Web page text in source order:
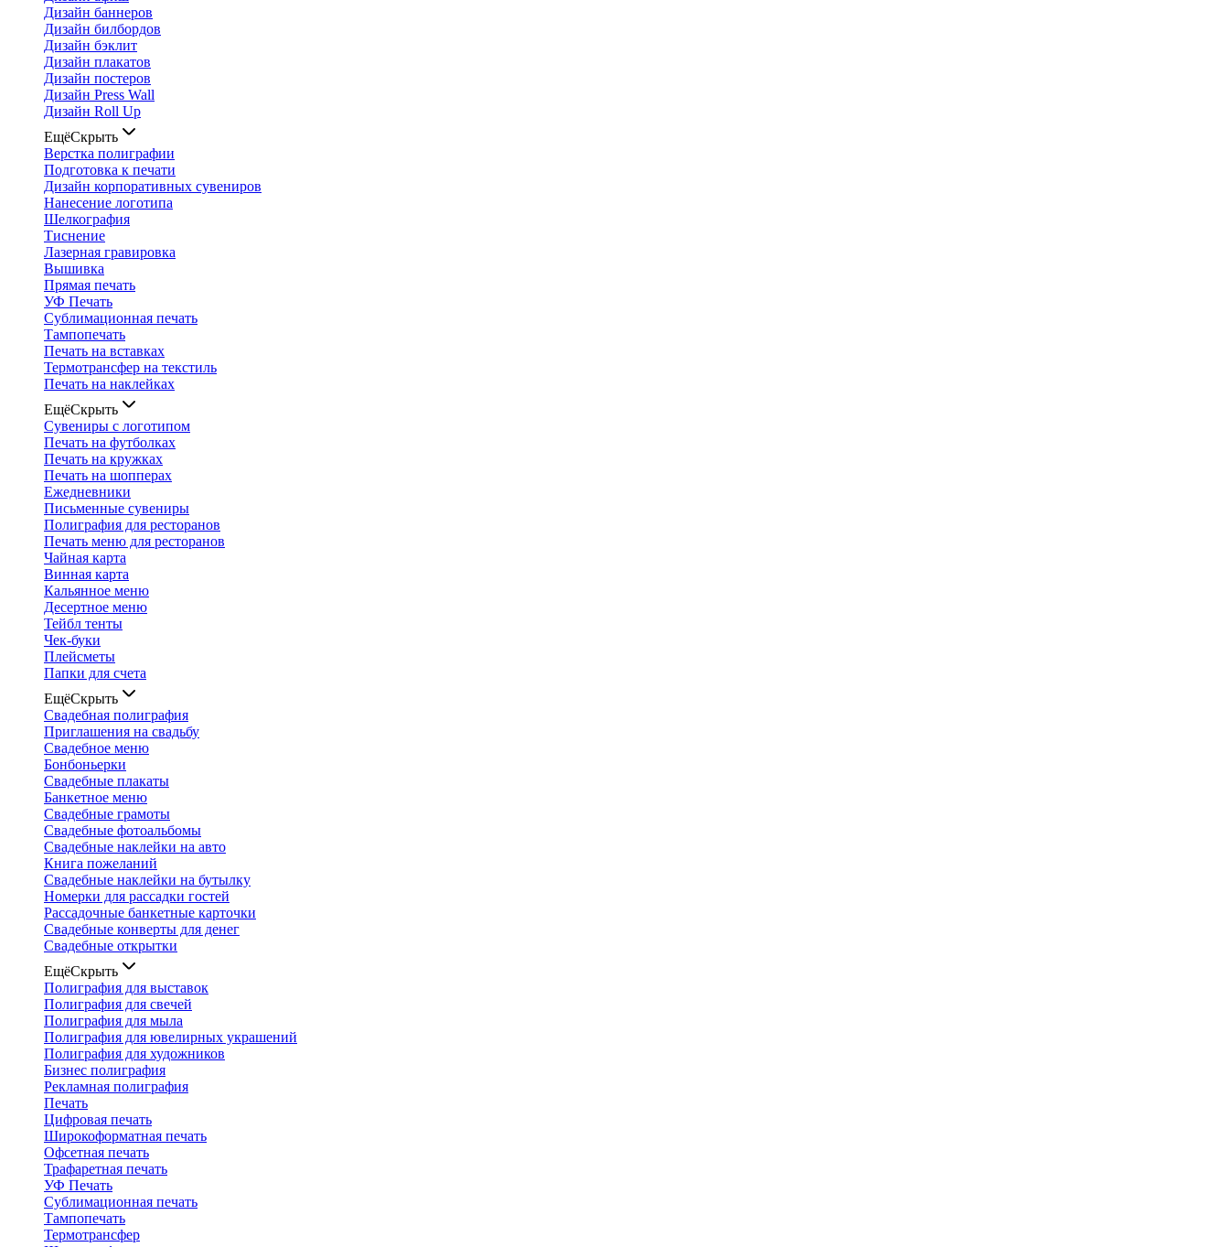
Дизайн баннеров
Дизайн билбордов
Дизайн бэклит
Дизайн плакатов
Дизайн постеров
Дизайн Press Wall
Дизайн Roll Up
ЕщёСкрыть
Верстка полиграфии
Подготовка к печати
Дизайн корпоративных сувениров
Нанесение логотипа
Шелкография
Тиснение
Лазерная гравировка
Вышивка
Прямая печать
УФ Печать
Сублимационная печать
Тампопечать
Печать на вставках
Термотрансфер на текстиль
Печать на наклейках
ЕщёСкрыть
Сувениры с логотипом
Печать на футболках
Печать на кружках
Печать на шопперах
Ежедневники
Письменные сувениры
Полиграфия для ресторанов
Печать меню для ресторанов
Чайная карта
Винная карта
Кальянное меню
Десертное меню
Тейбл тенты
Чек-буки
Плейсметы
Папки для счета
ЕщёСкрыть
Свадебная полиграфия
Приглашения на свадьбу
Свадебное меню
Бонбоньерки
Свадебные плакаты
Банкетное меню
Свадебные грамоты
Свадебные фотоальбомы
Свадебные наклейки на авто
Книга пожеланий
Свадебные наклейки на бутылку
Номерки для рассадки гостей
Рассадочные банкетные карточки
Свадебные конверты для денег
Свадебные открытки
ЕщёСкрыть
Полиграфия для выставок
Полиграфия для свечей
Полиграфия для мыла
Полиграфия для ювелирных украшений
Полиграфия для художников
Бизнес полиграфия
Рекламная полиграфия
Печать
Цифровая печать
Широкоформатная печать
Офсетная печать
Трафаретная печать
УФ Печать
Сублимационная печать
Тампопечать
Термотрансфер